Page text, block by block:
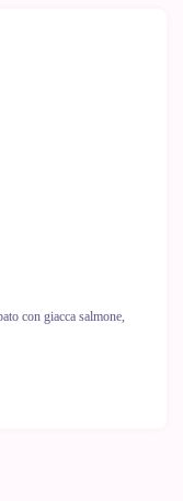
con giacca salmone,